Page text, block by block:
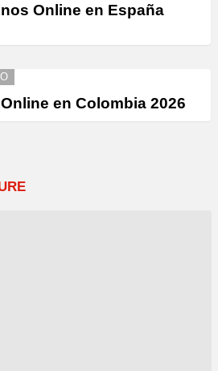
Online en España
en Colombia 2026